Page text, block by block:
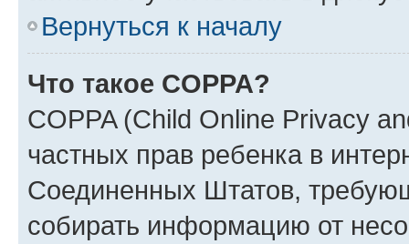
Вернуться к началу
Что такое COPPA?
COPPA (Child Online Privacy
частных прав ребенка в
Соединенных Штатов,
собирать информацию от